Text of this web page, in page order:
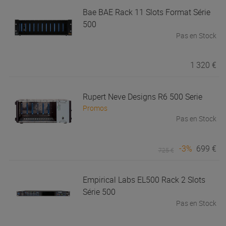
Bae BAE Rack 11 Slots Format Série
500
Pas en Stock
1 320 €
Rupert Neve Designs R6 500 Serie
Promos
Pas en Stock
725 € -3% 699 €
Empirical Labs EL500 Rack 2 Slots
Série 500
Pas en Stock